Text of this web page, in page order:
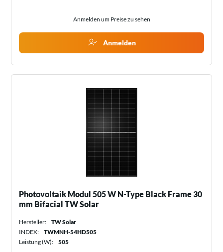
Anmelden um Preise zu sehen
Anmelden
Photovoltaik Modul 505 W N-Type Black Frame 30
mm Bifacial TW Solar
Hersteller:
TW Solar
INDEX:
TWMNH-54HD505
Leistung (W):
505